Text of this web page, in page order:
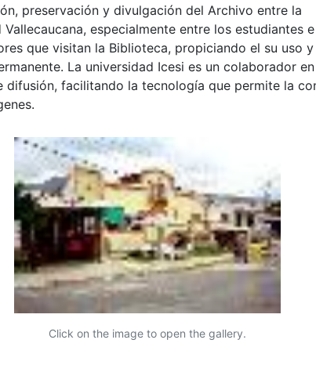
preservación y divulgación del Archivo entre la
Vallecaucana, especialmente entre los estudiantes e
que visitan la Biblioteca, propiciando el su uso y
La universidad Icesi es un colaborador
difusión, facilitando la tecnología que permite la
Click on the image to open the gallery.